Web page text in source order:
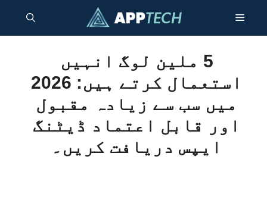
جائیں۔
مینو
5 ملین لوگ انہیں
استعمال کرتے ہیں: 2026
میں سب سے زیادہ مقبول
اور قابل اعتماد ڈیٹنگ
ایپس دریافت کریں۔